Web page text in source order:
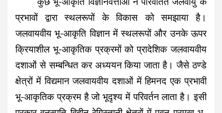
प्रभावों द्वारा स्थलरूपों के विकास को समझाया है।
जलवायवीय भू-आकृति विज्ञान में स्थलरूपों और उनके ऊपर
क्रियाशील भू-आकृतिक प्रक्रमों को प्रादेशिक जलवायवीय
दशाओं से सम्बन्धित कर अध्ययन किया जाता है। जैसे ठण्डे
क्षेत्रों में विद्यमान जलवायवीय दशाओं में हिमनद एक प्रभावी
भू-आकृतिक प्रक्रम है जो भूदृश्य में परिवर्तन लाता है। इसी